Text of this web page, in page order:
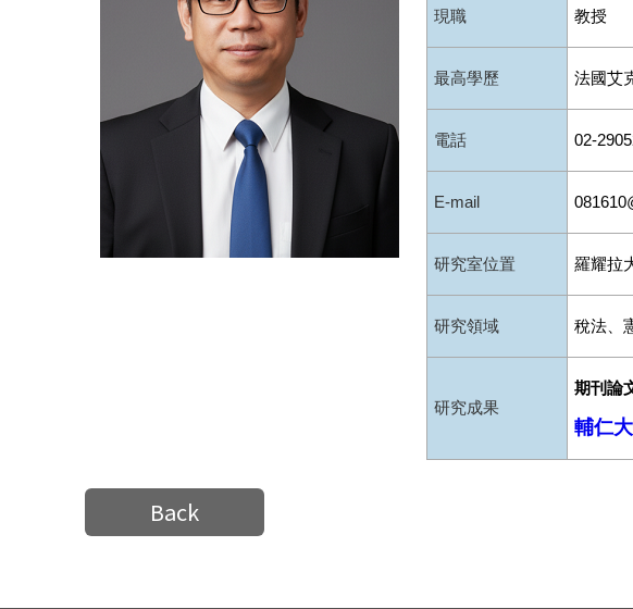
現職 教授
最高學歷 法國艾
電話 02-
E-mail
研究室位置 羅耀拉
研究領域 稅法、
研究成果
期刊論
輔仁
Back